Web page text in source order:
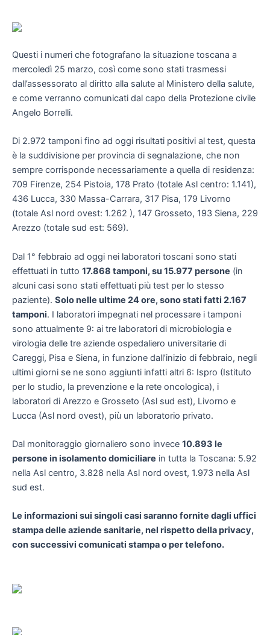
Questi i numeri che fotografano la situazione toscana a
mercoledì 25 marzo, così come sono stati trasmessi
dall’assessorato al diritto alla salute al Ministero della salute,
e come verranno comunicati dal capo della Protezione civile
Angelo Borrelli.
Di 2.972 tamponi fino ad oggi risultati positivi al test, questa
è la suddivisione per provincia di segnalazione, che non
sempre corrisponde necessariamente a quella di residenza:
709 Firenze, 254 Pistoia, 178 Prato (totale Asl centro: 1.141),
436 Lucca, 330 Massa-Carrara, 317 Pisa, 179 Livorno
(totale Asl nord ovest: 1.262 ), 147 Grosseto, 193 Siena, 229
Arezzo (totale sud est: 569).
Dal 1° febbraio ad oggi nei laboratori toscani sono stati
effettuati in tutto 17.868 tamponi, su 15.977 persone (in
alcuni casi sono stati effettuati più test per lo stesso
paziente). Solo nelle ultime 24 ore, sono stati fatti 2.167
tamponi. I laboratori impegnati nel processare i tamponi
sono attualmente 9: ai tre laboratori di microbiologia e
virologia delle tre aziende ospedaliero universitarie di
Careggi, Pisa e Siena, in funzione dall’inizio di febbraio, negli
ultimi giorni se ne sono aggiunti infatti altri 6: Ispro (Istituto
per lo studio, la prevenzione e la rete oncologica), i
laboratori di Arezzo e Grosseto (Asl sud est), Livorno e
Lucca (Asl nord ovest), più un laboratorio privato.
Dal monitoraggio giornaliero sono invece 10.893 le
persone in isolamento domiciliare in tutta la Toscana: 5.92
nella Asl centro, 3.828 nella Asl nord ovest, 1.973 nella Asl
sud est.
Le informazioni sui singoli casi saranno fornite dagli uffici
stampa delle aziende sanitarie, nel rispetto della privacy,
con successivi comunicati stampa o per telefono.